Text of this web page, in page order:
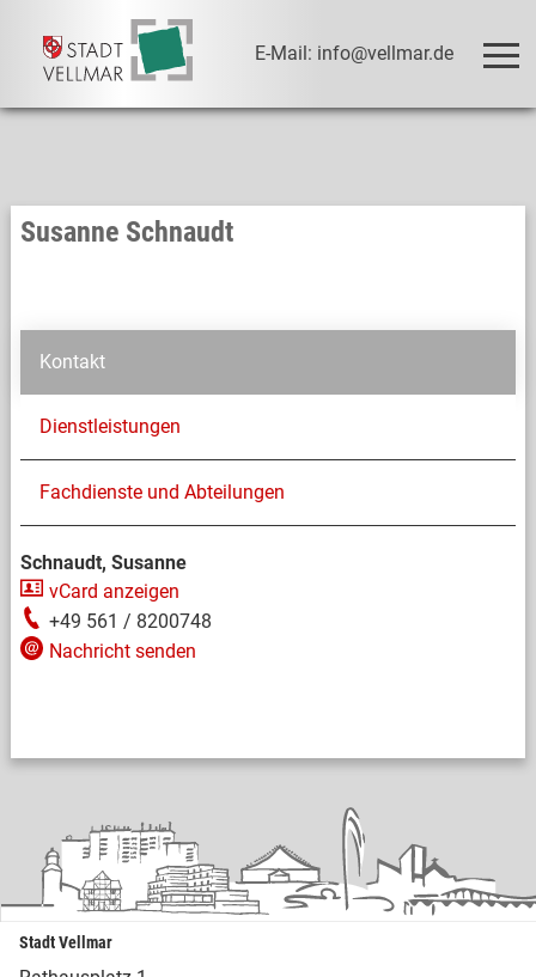
E-Mail: info@vellmar.de
Susanne Schnaudt
Kontakt
Dienstleistungen
Fachdienste und Abteilungen
Schnaudt, Susanne
vCard anzeigen
+49 561 / 8200748
Nachricht senden
Stadt Vellmar